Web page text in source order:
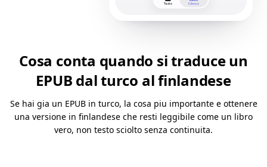
Cosa conta quando si traduce un
EPUB dal turco al finlandese
Se hai gia un EPUB in turco, la cosa piu importante e ottenere
una versione in finlandese che resti leggibile come un libro
vero, non testo sciolto senza continuita.